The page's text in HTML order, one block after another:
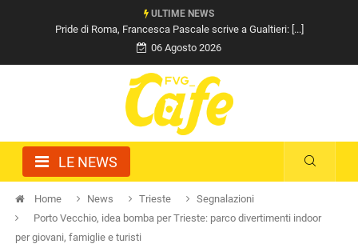
ULTIME NEWS
Pride di Roma, Francesca Pascale scrive a Gualtieri: [...]
06 Agosto 2026
LE NEWS
Home News Trieste
Segnalazioni
Porto Vecchio, idea bomba per Trieste: parco divertimenti indoor
per giovani, famiglie e turisti